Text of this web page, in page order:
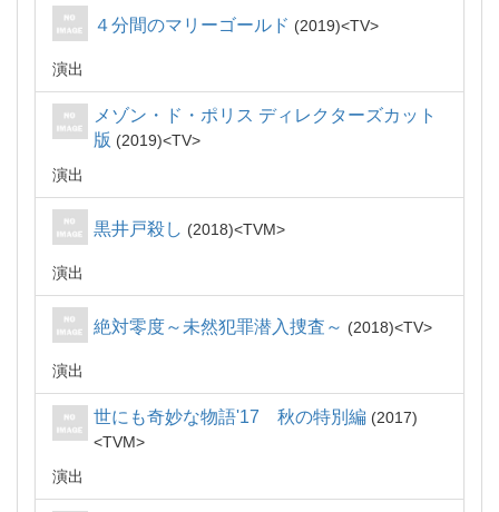
４分間のマリーゴールド 2019 TV
演出
メゾン・ド・ポリス ディレクターズカット
版
2019
TV
演出
黒井戸殺し 2018 TVM
演出
絶対零度～未然犯罪潜入捜査～ 2018 TV
演出
世にも奇妙な物語'17 秋の特別編
2017
TVM
演出